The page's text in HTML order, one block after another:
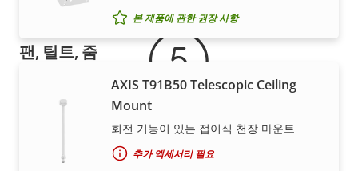
팬, 틸트, 줌
팬 범위 360 endless
0 to 90
본 제품에 관한 권장 사항
AXIS T91B50 Telescopic Ceiling
Mount
회전 기능이 있는 접이식 천장 마운트
추가 액세서리 필요
안심할 수 있는 5년 보증